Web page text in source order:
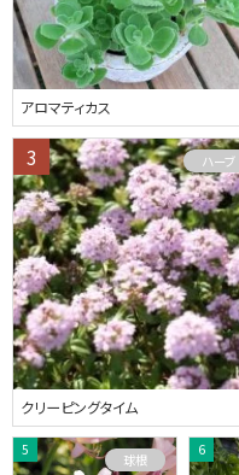
アロマティカス
クリーピングタイム
ハーブ
球根